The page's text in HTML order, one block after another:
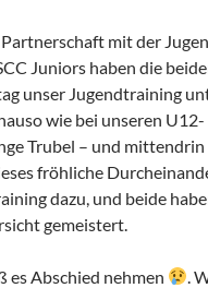
mit der
Juniors haben die
unser Jugendtraining
wie bei unseren U12-
Trubel – und
fröhliche
dazu, und beide
gemeistert.
es Abschied nehmen
.